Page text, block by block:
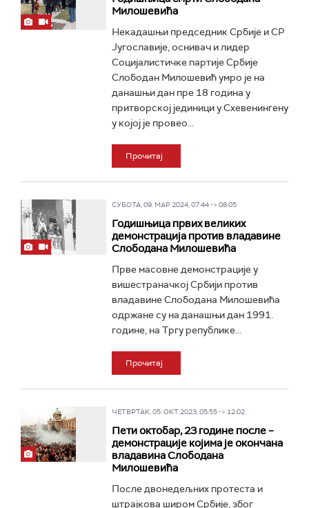
Милошевића
Некадашњи председник Србије и СР
Југославије, оснивач и лидер
Социјалистичке партије Србије
Слободан Милошевић умро је на
данашњи дан пре 18 година у
притворској јединици у Схевенингену
у којој је провео...
Прочитај
СУБОТА, 09. МАР 2024, 07:44 -> 08:05
Годишњица првих великих
демонстрација против владавине
Слободана Милошевића
Прве масовне демонстрације у
вишестраначкој Србији против
владавине Слободана Милошевића
одржане су на данашњи дан 1991.
године, на Тргу републике...
Прочитај
ЧЕТВРТАК, 05. ОКТ 2023, 05:55 -> 12:02
Пети октобар, 23 године после –
демонстрације којима је окончана
владавина Слободана
Милошевића
После двонедељних протеста и
штрајкова широм Србије, због